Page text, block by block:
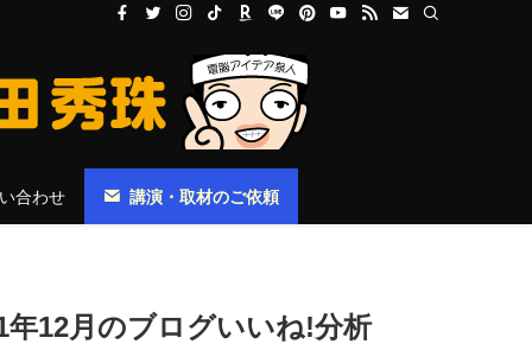
合わせ 講演・取材のご依頼
12月のブログいいね!分析